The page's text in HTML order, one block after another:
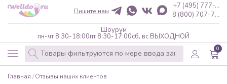
Шоурум
пн-чт 8:30-18:00пт 8:30-17:00сб, вс ВЫХОДНОЙ
+7 (495) 777-...
8 (800) 707-7...
Пишите нам
0
Главная Отзывы наших клиентов